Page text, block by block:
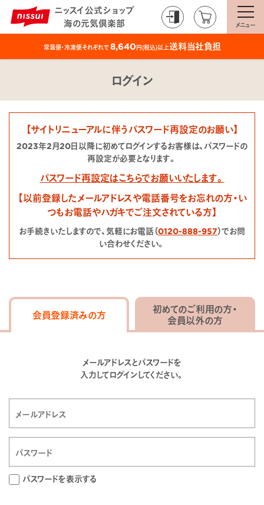
ニッスイ公式ショップ
海の元気倶楽部
メニュー
常温便・冷凍便それぞれで8,640円(税込)以上送料当社負担
ログイン
【サイトリニューアルに伴うパスワード再設定のお願い】
2023年2月20日以降に初めてログインするお客様は、パスワードの
再設定が必要となります。
パスワード再設定はこちらでお願いいたします。
【以前登録したメールアドレスや電話番号をお忘れの方・い
つもお電話やハガキでご注文されている方】
お手続きいたしますので、気軽にお電話（0120-888-957）でお問
い合わせください。
会員登録済みの方 初めてのご利用の方・
会員以外の方
メールアドレスとパスワードを
入力してログインしてください。
パスワードを表示する